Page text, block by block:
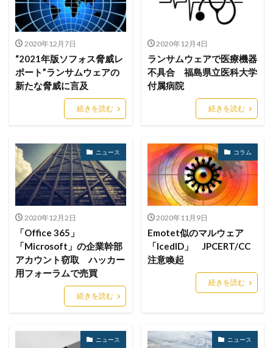
データベース
データ修復
データ復元
データ復旧
データ持ち出し
ディープフェイク
ディズニー
デザリング
デジタル
デジタルフォレンジック
デバイス
テレマティクス
テレワークセミナー
テレワークのセキュリティ
トレーディングボット
トレンドマイクロ
トロイの木馬
ドン・キホーテ
なりすまし
なりすましメール
ニチレイ ニトリ
ニュース
ネット
ネットワーク
ネットワーク侵入
ノーウェアランサム
ノートパソコン
ノートン
のっとり
バージョン
ハードディスク
ハクティビズム
パケット
パスワードスプレー
パスワードレス
パスワード解除
パソコン
ハッカー
2020年12月7日
“2021年版ソフォス脅威レ
ポート”ランサムウェアの
新たな脅威に言及
続きを読む
2020年12月4日
ランサムウェアで医療機器
不具合 福島県立医科大学
付属病院
続きを読む
ニュース
2020年12月2日
「Office 365」
「Microsoft」の企業幹部
アカウント窃取 ハッカー
用フォーラムで売買
続きを読む
コラム
2020年11月9日
Emotet似のマルウェア
「IcedID」 JPCERT/CC
注意喚起
続きを読む
ニュース ニュース